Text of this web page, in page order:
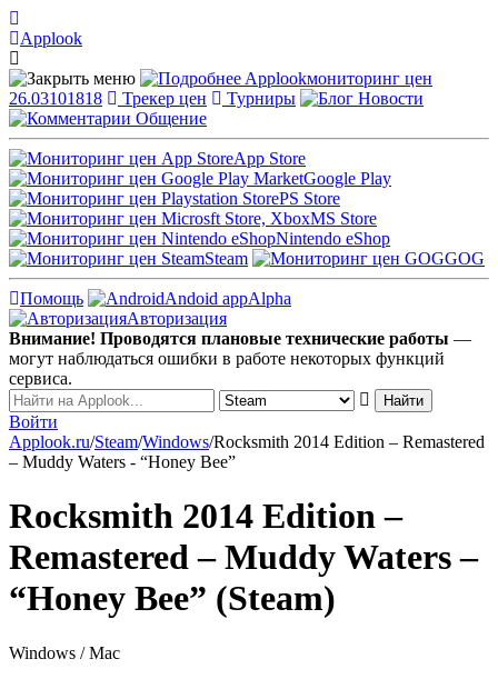
Applook
Applookмониторинг цен
26.03101818
Трекер цен Турниры
Новости
Общение
App Store
Google Play
PS Store
MS Store
Nintendo eShop
Steam
GOG
Помощь Andoid appAlpha
Авторизация
Внимание! Проводятся плановые технические работы —
могут наблюдаться ошибки в работе некоторых функций
сервиса.
Войти
Applook.ru/Steam/Windows/Rocksmith 2014 Edition – Remastered
– Muddy Waters - “Honey Bee”
Rocksmith 2014 Edition –
Remastered – Muddy Waters –
“Honey Bee” (Steam)
Windows / Mac